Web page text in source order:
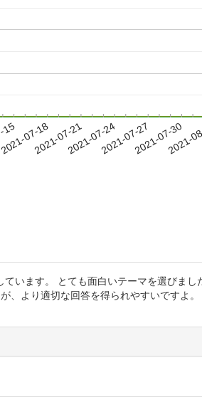
07-18
2021-07-212021-07-242021-07-272021-07-30
2021-
います。 とても面白いテーマを選びま
より適切な回答を得られやすいですよ